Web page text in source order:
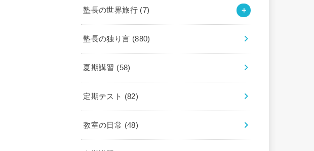
塾長の世界旅行 (7)
塾長の独り言 (880)
夏期講習 (58)
定期テスト (82)
教室の日常 (48)